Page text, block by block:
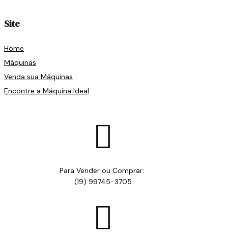
Site
Home
Máquinas
Venda sua Máquinas
Encontre a Máquina Ideal

Para Vender ou Comprar:
(19) 99745-3705
